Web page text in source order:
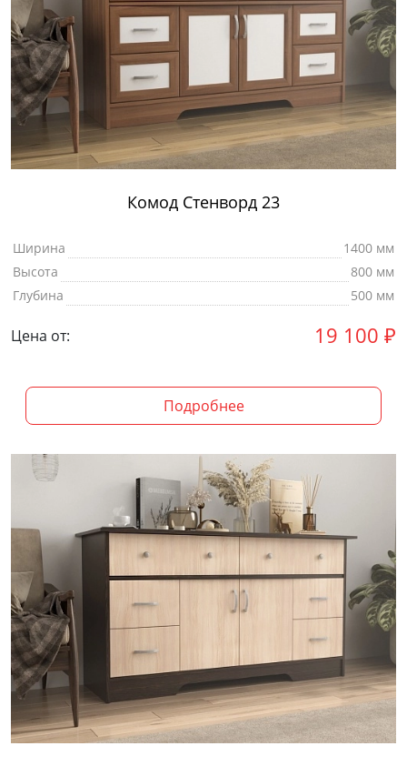
Комод Стенворд 23
Ширина
1400 мм
Высота
800 мм
Глубина
500 мм
Цена от: 19 100 ₽
Подробнее